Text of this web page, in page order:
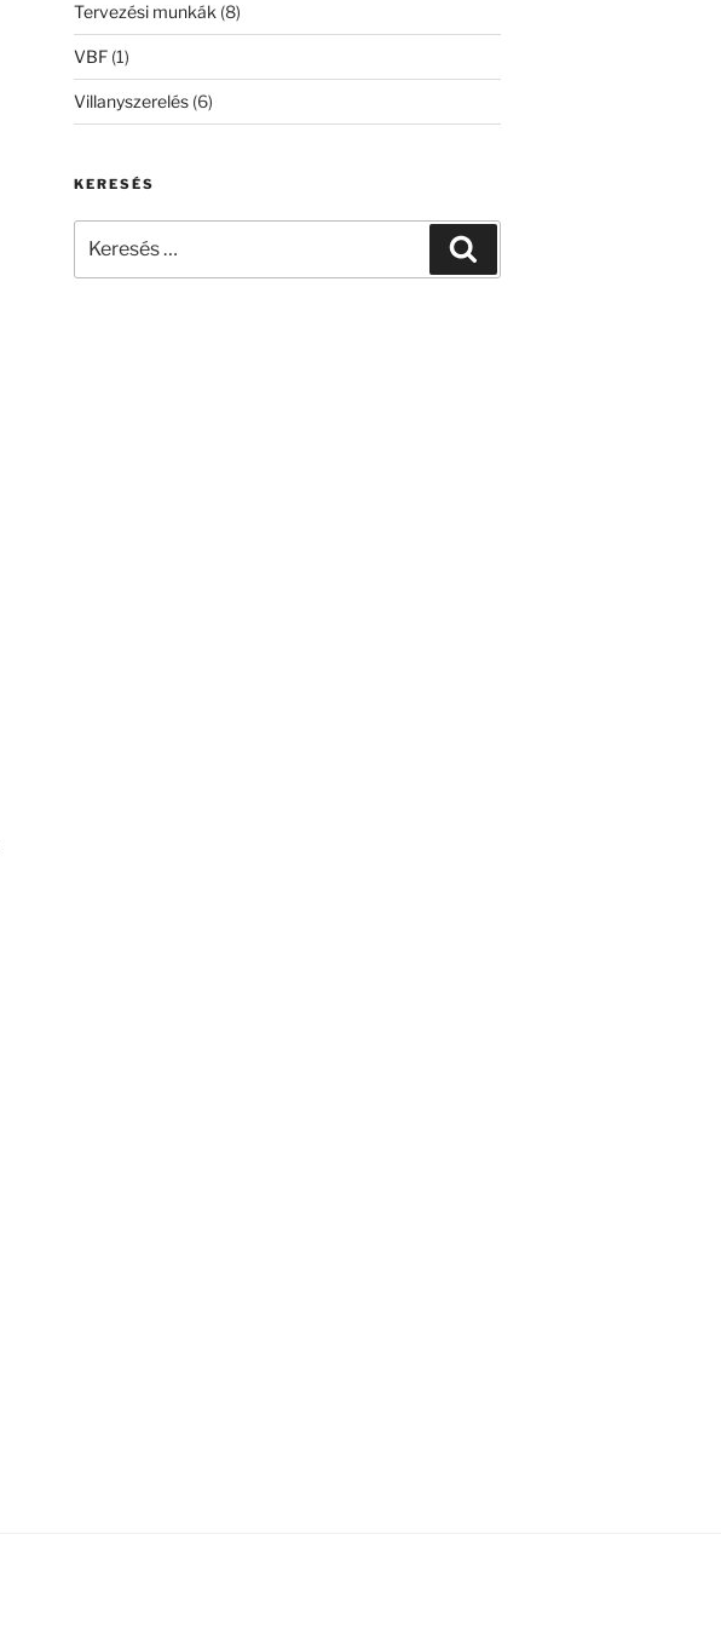
Tervezési munkák (8)
VBF (1)
Villanyszerelés (6)
KERESÉS
következő